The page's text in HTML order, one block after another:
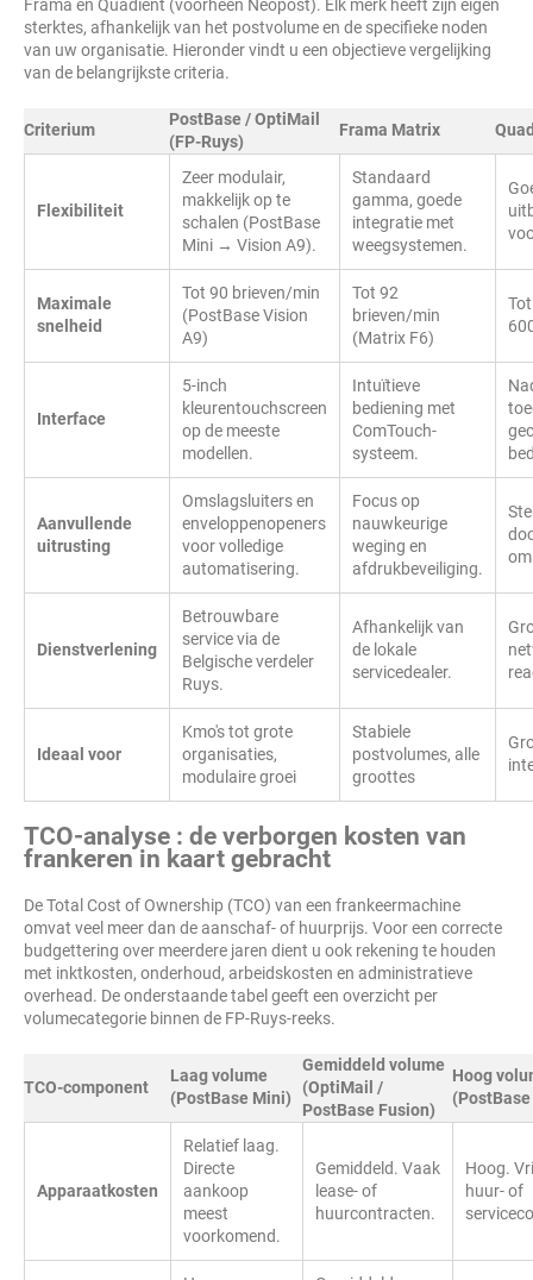
Frama en Quadient (voorheen Neopost). Elk merk heeft zijn eigen
sterktes, afhankelijk van het postvolume en de specifieke noden
van uw organisatie. Hieronder vindt u een objectieve vergelijking
van de belangrijkste criteria.
Criterium
PostBase / OptiMail
(FP-Ruys)
Frama Matrix
Flexibiliteit
Zeer modulair,
makkelijk op te
schalen (PostBase
Mini → Vision A9).
Standaard
gamma, goede
integratie met
weegsystemen.
Maximale
snelheid
Tot 90 brieven/min
(PostBase Vision
A9)
Tot 92
brieven/min
(Matrix F6)
Interface
5-inch
kleurentouchscreen
op de meeste
modellen.
Intuïtieve
bediening met
ComTouch-
systeem.
Aanvullende
uitrusting
Omslagsluiters en
enveloppenopeners
voor volledige
automatisering.
Focus op
nauwkeurige
weging en
afdrukbeveiliging.
Dienstverlening
Betrouwbare
service via de
Belgische verdeler
Ruys.
Afhankelijk van
de lokale
servicedealer.
Ideaal voor
Kmo's tot grote
organisaties,
modulaire groei
Stabiele
postvolumes, alle
groottes
TCO-analyse : de verborgen kosten van
frankeren in kaart gebracht
De Total Cost of Ownership (TCO) van een frankeermachine
omvat veel meer dan de aanschaf- of huurprijs. Voor een correcte
budgettering over meerdere jaren dient u ook rekening te houden
met inktkosten, onderhoud, arbeidskosten en administratieve
overhead. De onderstaande tabel geeft een overzicht per
volumecategorie binnen de FP-Ruys-reeks.
TCO-component
Laag volume
(PostBase Mini)
Gemiddeld volume
(OptiMail /
PostBase Fusion)
Hoog
Apparaatkosten
Relatief laag.
Directe
aankoop
meest
voorkomend.
Gemiddeld. Vaak
lease- of
huurcontracten.
Hoog.
huur- of